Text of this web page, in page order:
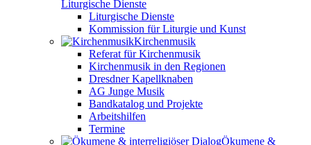
Liturgische Dienste
Liturgische Dienste
Kommission für Liturgie und Kunst
Kirchenmusik
Referat für Kirchenmusik
Kirchenmusik in den Regionen
Dresdner Kapellknaben
AG Junge Musik
Bandkatalog und Projekte
Arbeitshilfen
Termine
Ökumene &